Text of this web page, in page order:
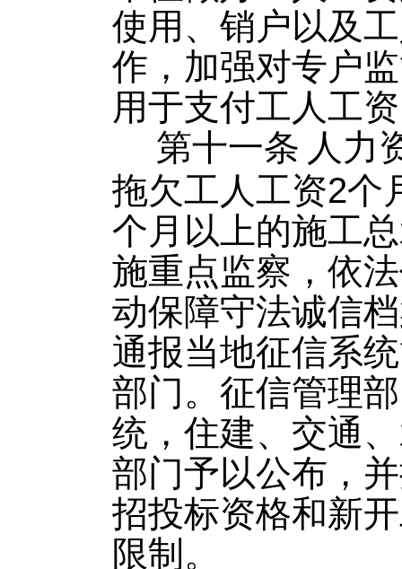
使用、销户以及
作，加强对专户
用于支付工人工
第十一条 人力
拖欠工人工资2个
个月以上的施工
施重点监察，依
动保障守法诚信
通报当地征信系
部门。征信管理
统，住建、交通
部门予以公布，
招投标资格和新
限制。